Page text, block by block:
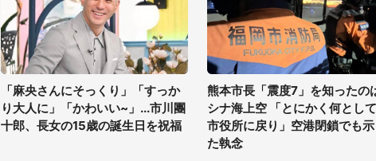
「麻央さんにそっくり」「すっか
り大人に」「かわいい~」...市川團
十郎、長女の15歳の誕生日を祝福
熊本市長「震度7」を知ったの
シナ海上空 「とにかく何とし
市役所に戻り」空港閉鎖でも
た執念